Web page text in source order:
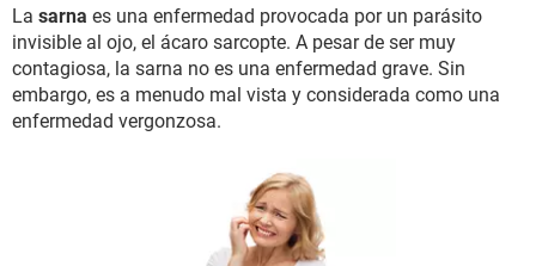
BIENESTAR
SEXUALIDAD
La sarna es una enfermedad provocada por un parásito
invisible al ojo, el ácaro sarcopte. A pesar de ser muy
contagiosa, la sarna no es una enfermedad grave. Sin
embargo, es a menudo mal vista y considerada como una
enfermedad vergonzosa.